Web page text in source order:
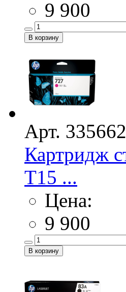
9 900
Арт. 335662
Картридж
Т15 ...
Цена:
9 900